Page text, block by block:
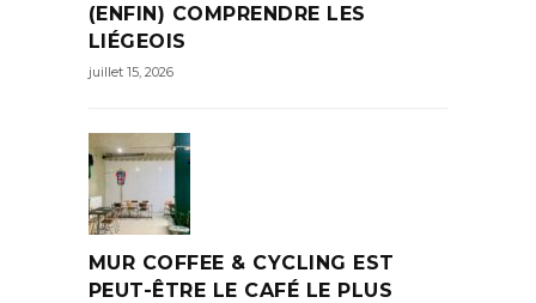
(ENFIN) COMPRENDRE LES
LIÉGEOIS
juillet 15, 2026
MUR COFFEE & CYCLING EST
PEUT-ÊTRE LE CAFÉ LE PLUS